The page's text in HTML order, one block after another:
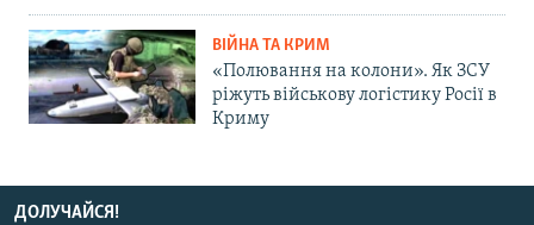
ВІЙНА ТА КРИМ
«Полювання на колони». Як ЗСУ
ріжуть військову логістику Росії в
Криму
ДОЛУЧАЙСЯ!